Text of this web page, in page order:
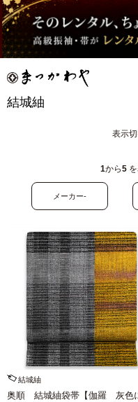
結城紬
表示切
1から5を
メーカー-
結城紬
奥順 結城紬袋帯【伽羅 灰色